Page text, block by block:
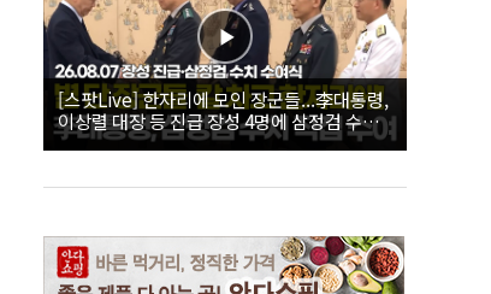
[스팟Live] 한자리에 모인 장군들...李대통령,
이상렬 대장 등 진급 장성 4명에 삼정검 수치
직접 수여｜26.08.07 장성 진급·삼정검 수치